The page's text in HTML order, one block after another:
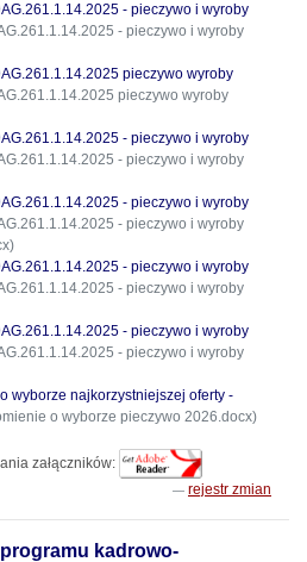
- pieczywo i wyroby
- pieczywo i wyroby
pieczywo wyroby
pieczywo wyroby
- pieczywo i wyroby
- pieczywo i wyroby
- pieczywo i wyroby
- pieczywo i wyroby
- pieczywo i wyroby
- pieczywo i wyroby
- pieczywo i wyroby
- pieczywo i wyroby
wyborze najkorzystniejszej oferty -
o wyborze pieczywo 2026.docx)
załączników:
rejestr zmian
kadrowo-